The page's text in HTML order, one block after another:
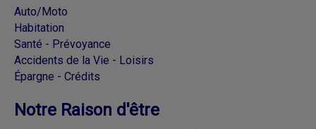
Auto/Moto
Habitation
Santé - Prévoyance
Accidents de la Vie - Loisirs
Épargne - Crédits
Notre Raison d'être